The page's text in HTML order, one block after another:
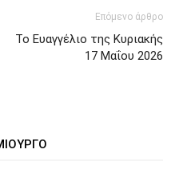
Επόμενο άρθρο
Το Ευαγγέλιο της Κυριακής
17 Μαΐου 2026